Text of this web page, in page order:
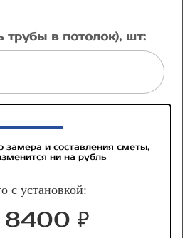
трубы в потолок), шт:
замера и составления сметы,
ни на рубль
с установкой:
8400 ₽